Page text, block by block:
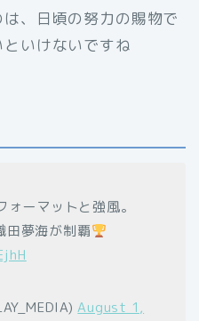
、日頃の努力の賜物で
いけないですね
ーマットと強風。
田夢海が制覇
August 1,